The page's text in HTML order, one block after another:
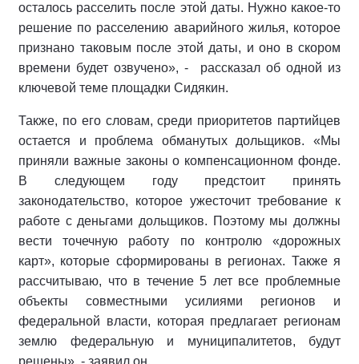
осталось расселить после этой даты. Нужно какое-то
решение по расселению аварийного жилья, которое
признано таковым после этой даты, и оно в скором
времени будет озвучено», - рассказал об одной из
ключевой теме площадки Сидякин.
Также, по его словам, среди приоритетов партийцев
остается и проблема обманутых дольщиков. «Мы
приняли важные законы о компенсационном фонде.
В следующем году предстоит принять
законодательство, которое ужесточит требование к
работе с деньгами дольщиков. Поэтому мы должны
вести точечную работу по контролю «дорожных
карт», которые сформированы в регионах. Также я
рассчитываю, что в течение 5 лет все проблемные
объекты совместными усилиями регионов и
федеральной власти, которая предлагает регионам
землю федеральную и муниципалитетов, будут